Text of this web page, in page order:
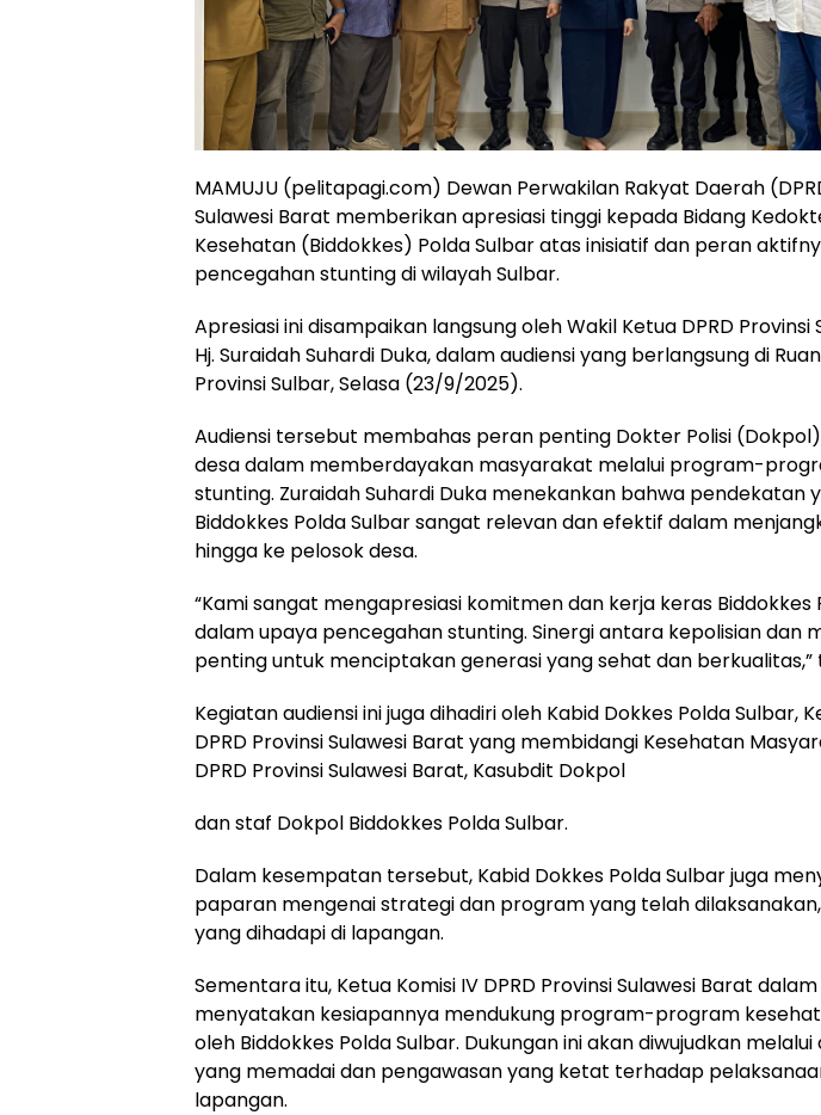
MAMUJU (pelitapagi.com) Dewan Perwakilan Rakyat Daerah
Sulawesi Barat memberikan apresiasi tinggi kepada Bidang
Kesehatan (Biddokkes) Polda Sulbar atas inisiatif dan peran
pencegahan stunting di wilayah Sulbar.
Apresiasi ini disampaikan langsung oleh Wakil Ketua DPRD Provinsi
Hj. Suraidah Suhardi Duka, dalam audiensi yang berlangsung di
Provinsi Sulbar, Selasa (23/9/2025).
Audiensi tersebut membahas peran penting Dokter Polisi
desa dalam memberdayakan masyarakat melalui program-
stunting. Zuraidah Suhardi Duka menekankan bahwa pendekatan
Biddokkes Polda Sulbar sangat relevan dan efektif dalam
hingga ke pelosok desa.
“Kami sangat mengapresiasi komitmen dan kerja keras Biddokkes
dalam upaya pencegahan stunting. Sinergi antara kepolisian dan
penting untuk menciptakan generasi yang sehat dan berkualitas,”
Kegiatan audiensi ini juga dihadiri oleh Kabid Dokkes Polda Sulbar,
DPRD Provinsi Sulawesi Barat yang membidangi Kesehatan
DPRD Provinsi Sulawesi Barat, Kasubdit Dokpol
dan staf Dokpol Biddokkes Polda Sulbar.
Dalam kesempatan tersebut, Kabid Dokkes Polda Sulbar juga
paparan mengenai strategi dan program yang telah
yang dihadapi di lapangan.
Sementara itu, Ketua Komisi IV DPRD Provinsi Sulawesi Barat
menyatakan kesiapannya mendukung program-program
oleh Biddokkes Polda Sulbar. Dukungan ini akan diwujudkan
yang memadai dan pengawasan yang ketat terhadap
lapangan.